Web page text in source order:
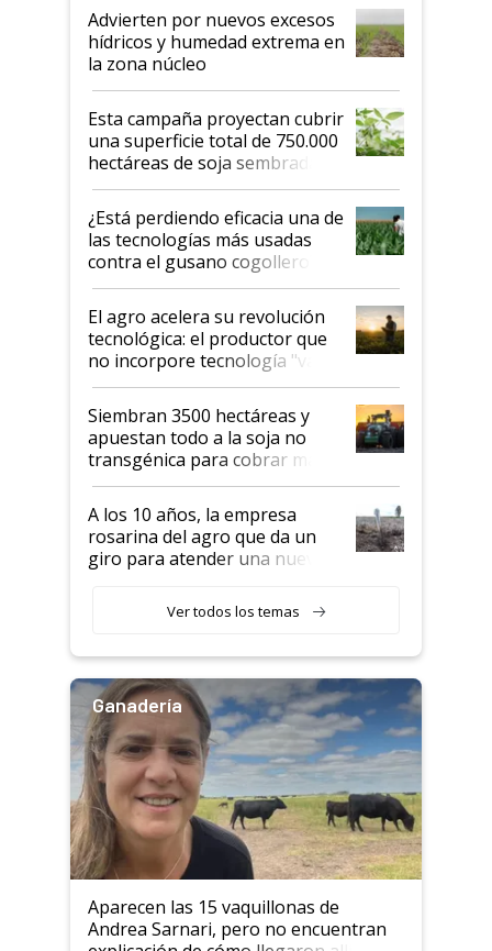
Advierten por nuevos excesos
hídricos y humedad extrema en
la zona núcleo
Esta campaña proyectan cubrir
una superficie total de 750.000
hectáreas de soja sembradas
con una nueva generación de
variedades que marcan un
salto tecnológico en genética y
rendimiento
¿Está perdiendo eficacia una de
las tecnologías más usadas
contra el gusano cogollero? El
desafío de una tecnología clave
El agro acelera su revolución
tecnológica: el productor que
no incorpore tecnología "va a
perder el tren"
Siembran 3500 hectáreas y
apuestan todo a la soja no
transgénica para cobrar más
por tonelada: compraron un
semillero
A los 10 años, la empresa
rosarina del agro que da un
giro para atender una nueva
Ver todos los temas
Ganadería
Aparecen las 15 vaquillonas de
Andrea Sarnari, pero no encuentran